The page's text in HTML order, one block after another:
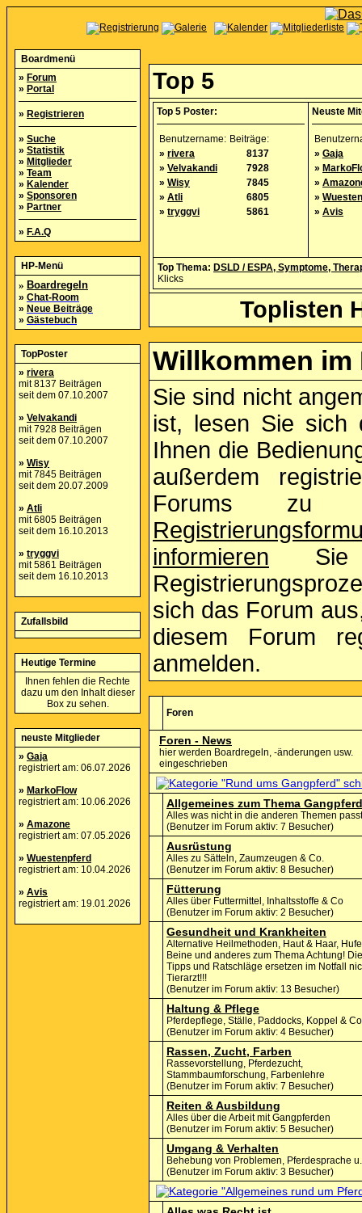
Boardmenü
» Forum
» Portal
» Registrieren
» Suche
» Statistik
» Mitglieder
» Team
» Kalender
» Sponsoren
» Partner
» F.A.Q
HP-Menü
» Boardregeln
» Chat-Room
» Neue Beiträge
» Gästebuch
TopPoster
» rivera
mit 8137 Beiträgen
seit dem 07.10.2007
» Velvakandi
mit 7928 Beiträgen
seit dem 07.10.2007
» Wisy
mit 7845 Beiträgen
seit dem 20.07.2009
» Atli
mit 6805 Beiträgen
seit dem 16.10.2013
» tryggvi
mit 5861 Beiträgen
seit dem 16.10.2013
Zufallsbild
Heutige Termine
Ihnen fehlen die Rechte
dazu um den Inhalt dieser
Box zu sehen.
neuste Mitglieder
» Gaja
registriert am: 06.07.2026
» MarkoFlow
registriert am: 10.06.2026
» Amazone
registriert am: 07.05.2026
» Wuestenpferd
registriert am: 10.04.2026
» Avis
registriert am: 19.01.2026
Top 5
Top 5 Poster:
Benutzername: Beiträge:
» rivera
8137
» Velvakandi
7928
» Wisy
7845
» Atli
6805
» tryggvi 5861
Neuste
» Gaja
»
»
»
» Avis
Top Thema: DSLD / ESPA, Symptome,
Klicks
Toplisten
Willkommen im
Sie sind nicht
ist, lesen Sie
Ihnen die
außerdem
Forums zu
informieren Sie
sich das Forum
diesem Forum
anmelden.
Foren
Foren - News
hier werden Boardregeln, -änderungen usw.
eingeschrieben
Allgemeines zum Thema Gangpferd
Alles was nicht in die anderen Themen passt
(Benutzer im Forum aktiv: 7 Besucher)
Ausrüstung
Alles zu Sätteln, Zaumzeugen & Co.
(Benutzer im Forum aktiv: 8 Besucher)
Fütterung
Alles über Futtermittel, Inhaltsstoffe & Co
(Benutzer im Forum aktiv: 2 Besucher)
Gesundheit und Krankheiten
Alternative Heilmethoden, Haut & Haar,
Beine und anderes zum Thema Achtung!
Tipps und Ratschläge ersetzen im Notfall
Tierarzt!!!
(Benutzer im Forum aktiv: 13 Besucher)
Haltung & Pflege
Pferdepflege, Ställe, Paddocks, Koppel & Co
(Benutzer im Forum aktiv: 4 Besucher)
Rassen, Zucht, Farben
Rassevorstellung, Pferdezucht,
Stammbaumforschung, Farbenlehre
(Benutzer im Forum aktiv: 7 Besucher)
Reiten & Ausbildung
Alles über die Arbeit mit Gangpferden
(Benutzer im Forum aktiv: 5 Besucher)
Umgang & Verhalten
Behebung von Problemen, Pferdesprache
(Benutzer im Forum aktiv: 3 Besucher)